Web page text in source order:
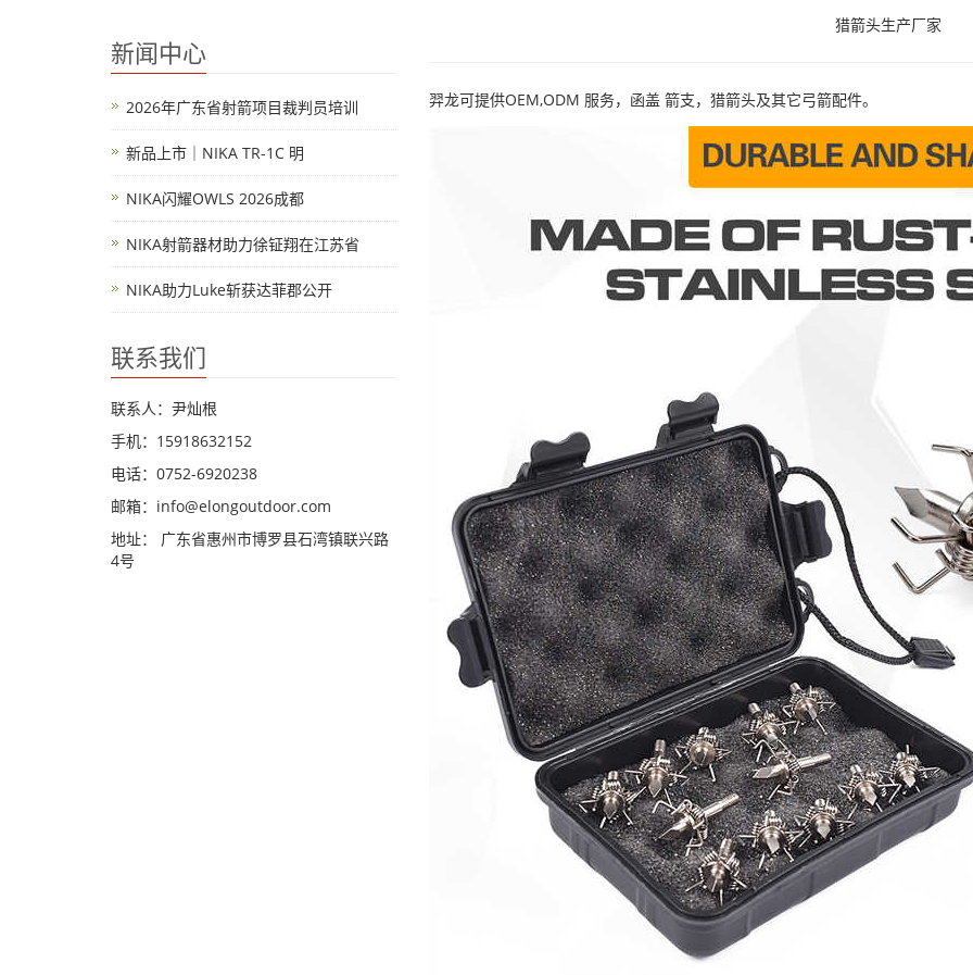
猎箭头生产厂家
羿龙可提供OEM,ODM 服务，函盖 箭支，猎箭头及其它弓箭配件。
新闻中心
2026年广东省射箭项目裁判员培训
新品上市｜NIKA TR-1C 明
NIKA闪耀OWLS 2026成都
NIKA射箭器材助力徐钲翔在江苏省
NIKA助力Luke斩获达菲郡公开
联系我们
联系人：尹灿根
手机：15918632152
电话：0752-6920238
邮箱： info@elongoutdoor.com
地址： 广东省惠州市博罗县石湾镇联兴路
4号